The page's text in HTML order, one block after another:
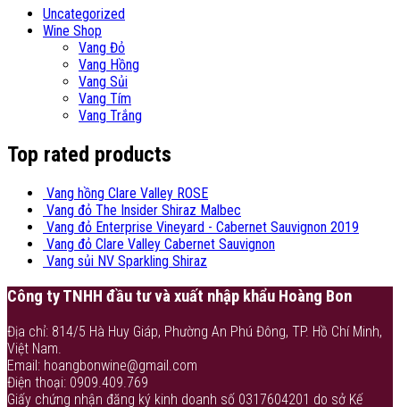
Uncategorized
Wine Shop
Vang Đỏ
Vang Hồng
Vang Sủi
Vang Tím
Vang Trắng
Top rated products
Vang hồng Clare Valley ROSE
Vang đỏ The Insider Shiraz Malbec
Vang đỏ Enterprise Vineyard - Cabernet Sauvignon 2019
Vang đỏ Clare Valley Cabernet Sauvignon
Vang sủi NV Sparkling Shiraz
Công ty TNHH đầu tư và xuất nhập khẩu Hoàng Bon
Địa chỉ: 814/5 Hà Huy Giáp, Phường An Phú Đông, TP. Hồ Chí Minh,
Việt Nam.
Email: hoangbonwine@gmail.com
Điện thoại: 0909.409.769
Giấy chứng nhận đăng ký kinh doanh số 0317604201 do sở Kế